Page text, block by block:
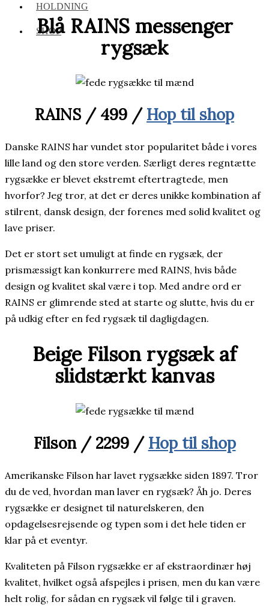
HOLDNING
SHOP
Blå RAINS messenger
rygsæk
RAINS / 499 / Hop til shop
Danske RAINS har vundet stor popularitet både i vores
lille land og den store verden. Særligt deres regntætte
rygsække er blevet ekstremt eftertragtede, men
hvorfor? Jeg tror, at det er deres unikke kombination af
stilrent, dansk design, der forenes med solid kvalitet og
lave priser.
Det er stort set umuligt at finde en rygsæk, der
prismæssigt kan konkurrere med RAINS, hvis både
design og kvalitet skal være i top. Med andre ord er
RAINS er glimrende sted at starte og slutte, hvis du er
på udkig efter en fed rygsæk til dagligdagen.
Beige Filson rygsæk af
slidstærkt kanvas
Filson / 2299 / Hop til shop
Amerikanske Filson har lavet rygsække siden 1897. Tror
du de ved, hvordan man laver en rygsæk? Åh jo. Deres
rygsække er designet til naturelskeren, den
opdagelsesrejsende og typen som i det hele tiden er
klar på et eventyr.
Kvaliteten på Filson rygsække er af ekstraordinær høj
kvalitet, hvilket også afspejles i prisen, men du kan være
helt rolig, for sådan en rygsæk vil følge til i graven.